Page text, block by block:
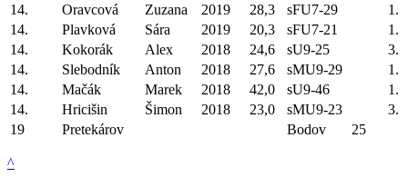
14.
Oravcová Zuzana 2019 28,3 sFU7-29
1.
14.
Plavková Sára 2019 20,3 sFU7-21
1.
14.
Kokorák Alex 2018 24,6 sU9-25
3.
14.
Slebodník Anton 2018 27,6 sMU9-29
1.
14.
Mačák Marek 2018 42,0 sU9-46
1.
14.
Hricišin Šimon 2018 23,0 sMU9-23
3.
19
Pretekárov Bodov 25
^